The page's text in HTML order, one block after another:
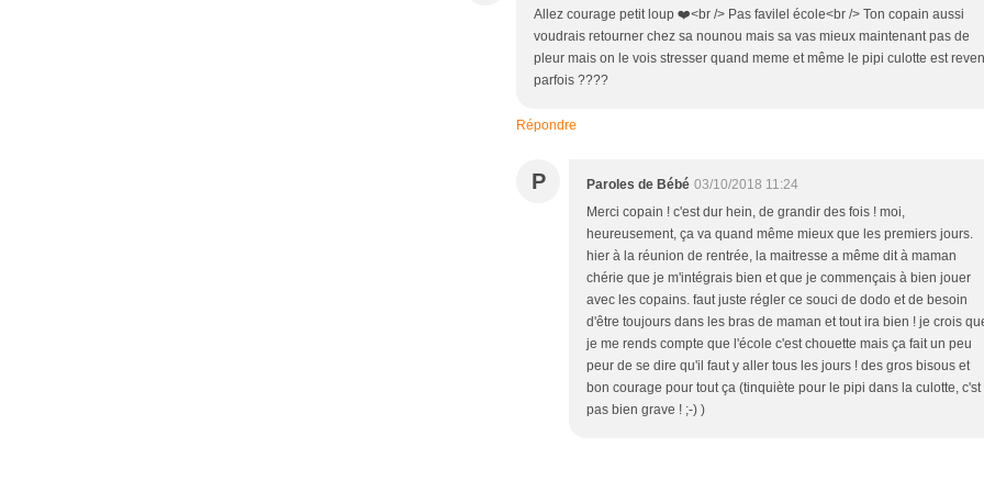
Allez courage petit loup ❤️<br /> Pas favilel école<br /> Ton copain aussi
voudrais retourner chez sa nounou mais sa vas mieux maintenant pas de
pleur mais on le vois stresser quand meme et même le pipi culotte est
parfois ????
Répondre
P Paroles de Bébé 03/10/2018 11:24
Merci copain ! c'est dur hein, de grandir des fois ! moi,
heureusement, ça va quand même mieux que les premiers jours.
hier à la réunion de rentrée, la maitresse a même dit à maman
chérie que je m'intégrais bien et que je commençais à bien jouer
avec les copains. faut juste régler ce souci de dodo et de besoin
d'être toujours dans les bras de maman et tout ira bien ! je crois
je me rends compte que l'école c'est chouette mais ça fait un peu
peur de se dire qu'il faut y aller tous les jours ! des gros bisous et
bon courage pour tout ça (tinquiète pour le pipi dans la culotte, c'st
pas bien grave ! ;-) )